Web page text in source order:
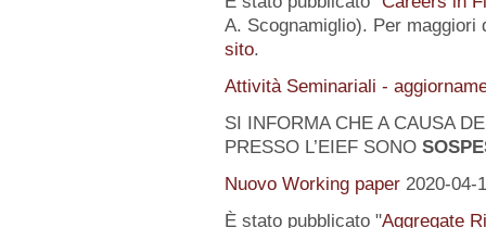
A. Scognamiglio). Per
sito.
Attività Seminariali -
SI INFORMA CHE A CAUSA
PRESSO L’EIEF SONO
Nuovo Working paper 2020-04-
È stato pubblicato "Aggregate